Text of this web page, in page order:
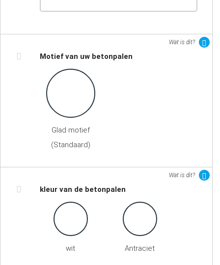
Wat is dit?
Motief van uw betonpalen
Glad motief
(Standaard)
Wat is dit?
kleur van de betonpalen
wit Antraciet